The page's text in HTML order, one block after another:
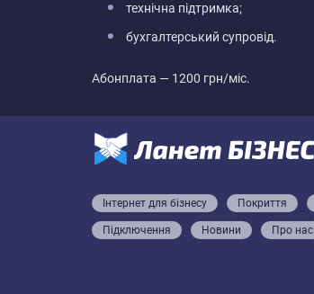
технічна підтримка;
бухгалтерський супровід.
Абонплата — 1200 грн/міс.
Інтернет для бізнесу Покриття
Підключення Новини Про нас